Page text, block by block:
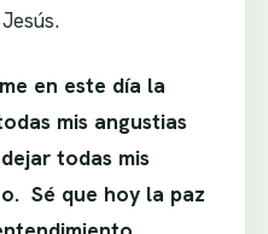
en este día la
mis angustias
todas mis
Sé que hoy la paz